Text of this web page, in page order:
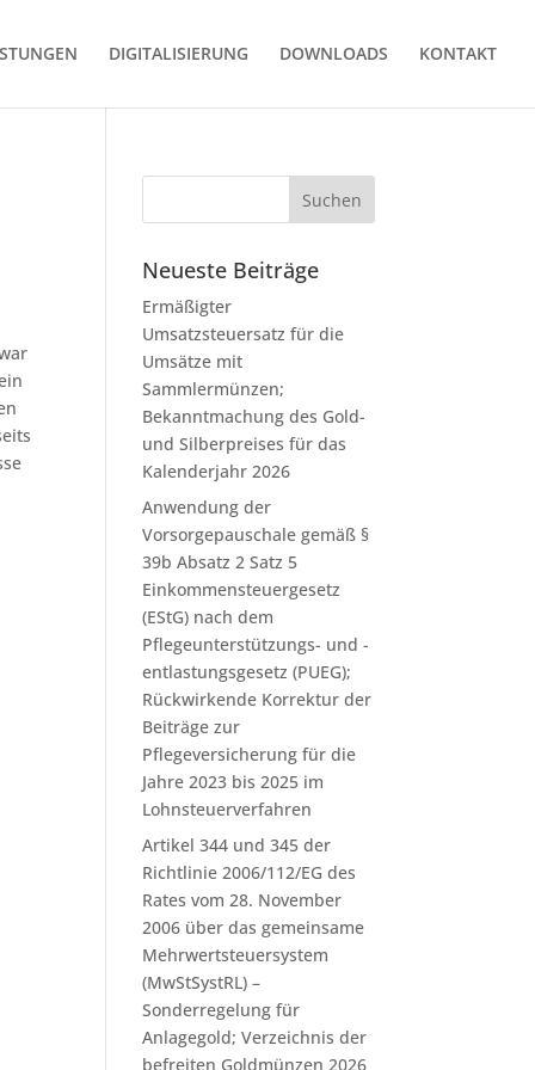
DIGITALISIERUNG DOWNLOADS KONTAKT
Neueste Beiträge
Ermäßigter
Umsatzsteuersatz für die
Umsätze mit
Sammlermünzen;
Bekanntmachung des Gold-
und Silberpreises für das
Kalenderjahr 2026
Anwendung der
Vorsorgepauschale gemäß §
39b Absatz 2 Satz 5
Einkommensteuergesetz
(EStG) nach dem
Pflegeunterstützungs- und -
entlastungsgesetz (PUEG);
Rückwirkende Korrektur der
Beiträge zur
Pflegeversicherung für die
Jahre 2023 bis 2025 im
Lohnsteuerverfahren
Artikel 344 und 345 der
Richtlinie 2006/112/EG des
Rates vom 28. November
2006 über das gemeinsame
Mehrwertsteuersystem
(MwStSystRL) –
Sonderregelung für
Anlagegold; Verzeichnis der
befreiten Goldmünzen 2026